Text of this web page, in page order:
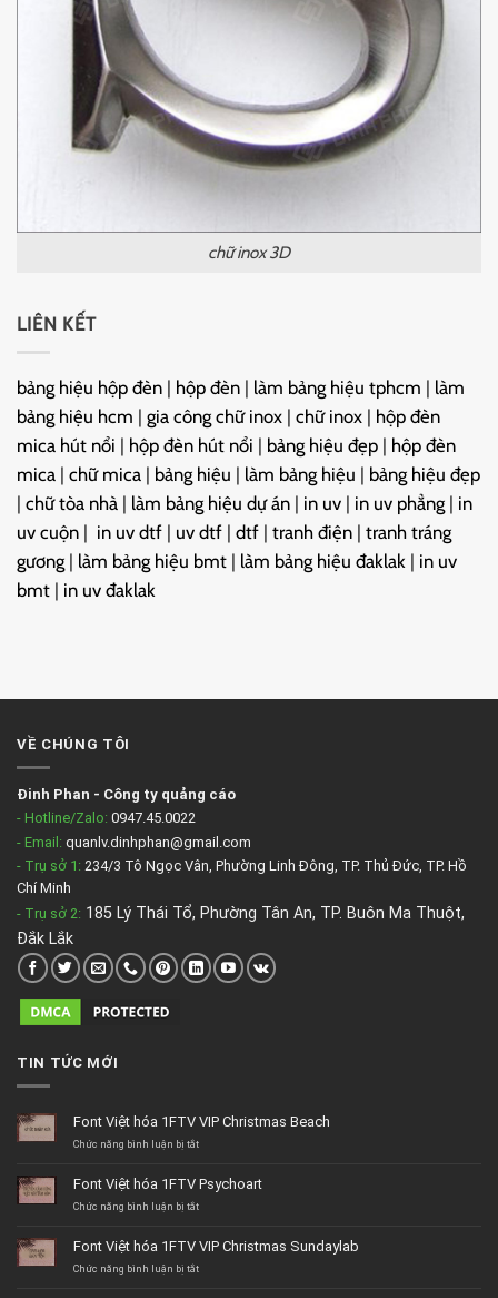
chữ inox 3D
LIÊN KẾT
bảng hiệu hộp đèn | hộp đèn | làm bảng hiệu tphcm | làm
bảng hiệu hcm | gia công chữ inox | chữ inox | hộp đèn
mica hút nổi | hộp đèn hút nổi | bảng hiệu đẹp | hộp đèn
mica | chữ mica | bảng hiệu | làm bảng hiệu | bảng hiệu đẹp
| chữ tòa nhà | làm bảng hiệu dự án | in uv | in uv phẳng | in
uv cuộn | in uv dtf | uv dtf | dtf | tranh điện | tranh tráng
gương | làm bảng hiệu bmt | làm bảng hiệu đaklak | in uv
bmt | in uv đaklak
VỀ CHÚNG TÔI
Đinh Phan - Công ty quảng cáo
- Hotline/Zalo: 0947.45.0022
- Email: quanlv.dinhphan@gmail.com
- Trụ sở 1: 234/3 Tô Ngọc Vân, Phường Linh Đông, TP. Thủ Đức, TP. Hồ
Chí Minh
- Trụ sở 2: 185 Lý Thái Tổ, Phường Tân An, TP. Buôn Ma Thuột,
Đắk Lắk
TIN TỨC MỚI
Font Việt hóa 1FTV VIP Christmas Beach
Chức năng bình luận bị tắtở
hóa
1FTV
Beach
Font Việt hóa 1FTV Psychoart
Chức năng bình luận bị tắtở
hóa
1FTV
Font Việt hóa 1FTV VIP Christmas Sundaylab
Chức năng bình luận bị tắtở